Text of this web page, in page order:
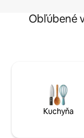
Obľúbené
Kuchyňa